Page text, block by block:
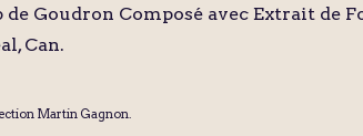
de Goudron Composé avec Extrait de
Can.
Martin Gagnon.